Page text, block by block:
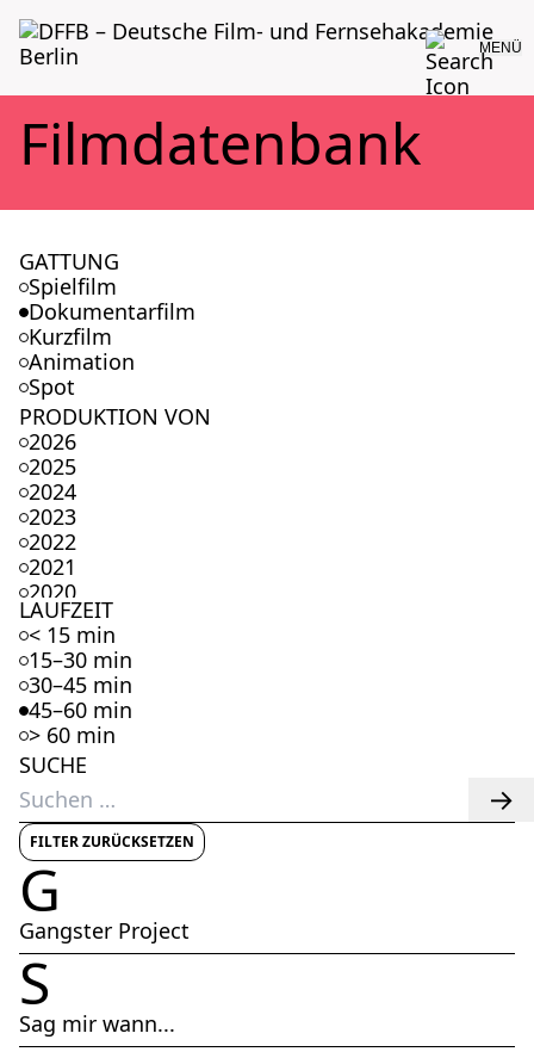
MENÜ
Film­da­ten­bank
GATTUNG
Spielfilm
Dokumentarfilm
Kurzfilm
Animation
Spot
PRODUKTION VON
2026
2025
2024
2023
2022
2021
2020
2019
2018
2017
2016
2015
2014
2013
2012
2011
2010
2009
2008
2007
2006
2005
2004
2003
2002
LAUFZEIT
< 15 min
15–30 min
30–45 min
45–60 min
> 60 min
SUCHE
Suchen
nach:
FILTER ZURÜCKSETZEN
G
Gangster Project
S
Sag mir wann...